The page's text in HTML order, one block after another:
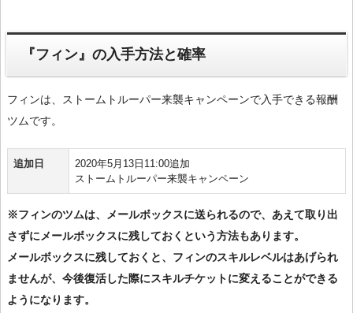
『フィン』の入手方法と確率
フィンは、ストームトルーパー来襲キャンペーンで入手できる報酬
ツムです。
追加日
2020年5月13日11:00追加
ストームトルーパー来襲キャンペーン
※フィンのツムは、メールボックスに送られるので、あえて取り出
さずにメールボックスに残しておくという方法もあります。
メールボックスに残しておくと、フィンのスキルレベルはあげられ
ませんが、今後復活した際にスキルチケットに変えることができる
ようになります。